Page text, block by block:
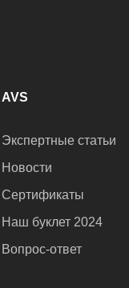
AVS
Экспертные статьи
Новости
Сертификаты
Наш буклет 2024
Вопрос-ответ